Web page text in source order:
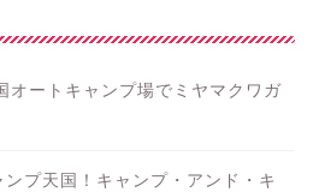
オートキャンプ場でミヤマクワガ
プ天国！キャンプ・アンド・キ